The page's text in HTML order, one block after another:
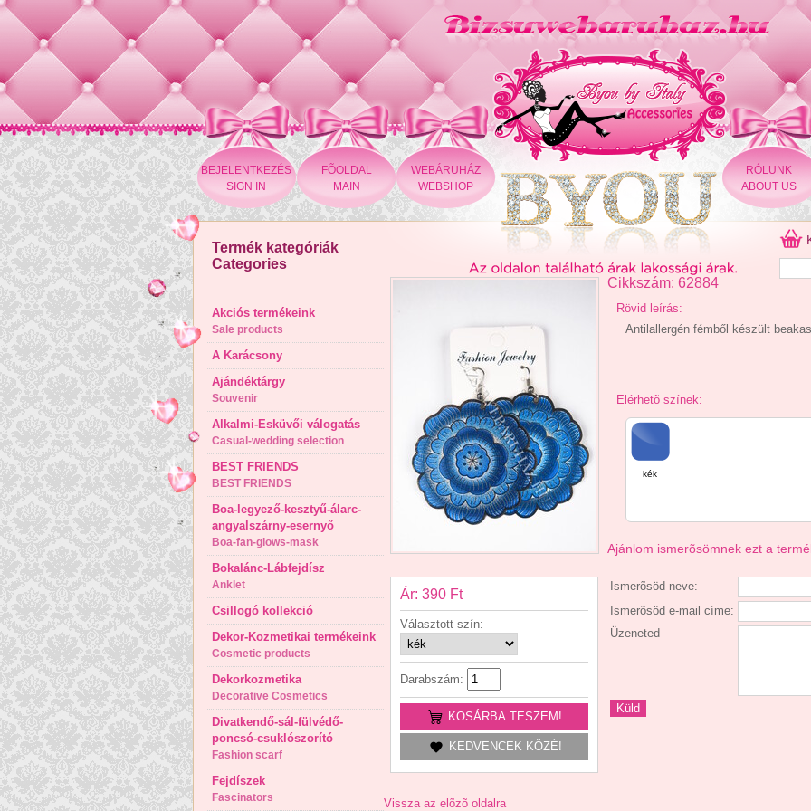
BEJELENTKEZÉS
SIGN IN
FÕOLDAL
MAIN
WEBÁRUHÁZ
WEBSHOP
RÓLUNK
ABOUT US
Termék kategóriák
Categories
Akciós termékeink
Sale products
A Karácsony
Ajándéktárgy
Souvenir
Alkalmi-Esküvői válogatás
Casual-wedding selection
BEST FRIENDS
BEST FRIENDS
Boa-legyező-kesztyű-álarc-
angyalszárny-esernyő
Boa-fan-glows-mask
Bokalánc-Lábfejdísz
Anklet
Csillogó kollekció
Dekor-Kozmetikai termékeink
Cosmetic products
Dekorkozmetika
Decorative Cosmetics
Divatkendő-sál-fülvédő-
poncsó-csuklószorító
Fashion scarf
Fejdíszek
Fascinators
Ár: 390 Ft
Választott szín:
Darabszám:
KOSÁRBA TESZEM!
KEDVENCEK KÖZÉ!
Cikkszám: 62884
Rövid leírás:
Antilallergén fémből készült
Elérhetõ színek:
kék
Ajánlom ismerõsömnek ezt a
Ismerõsöd neve:
Ismerõsöd e-mail címe:
Üzeneted
Vissza az elõzõ oldalra